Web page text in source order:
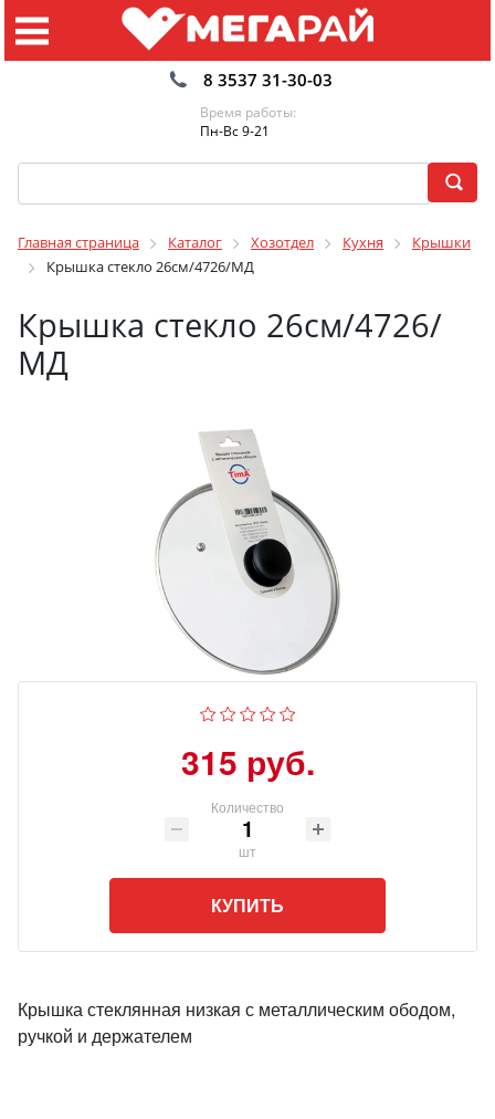
8 3537 31-30-03
Время работы:
Пн-Вс 9-21
Главная страница Каталог Хозотдел Кухня
Крышки
Крышка стекло 26см/4726/МД
Крышка стекло 26см/4726/
МД
315 руб.
Количество
шт
КУПИТЬ
Крышка стеклянная низкая с металлическим ободом,
ручкой и держателем